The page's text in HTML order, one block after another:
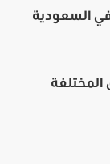
السعودية